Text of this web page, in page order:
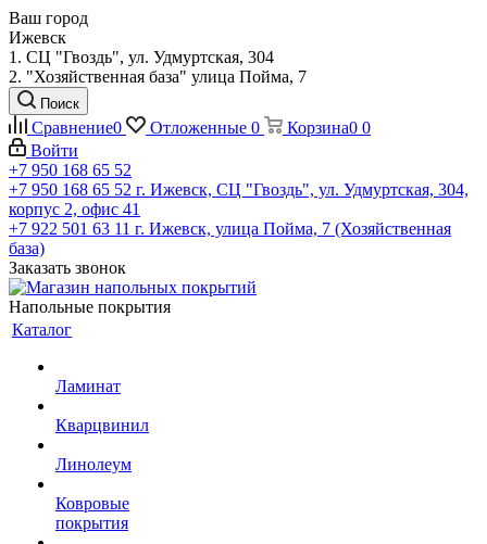
Ваш город
Ижевск
1. СЦ "Гвоздь", ул. Удмуртская, 304
2. "Хозяйственная база" улица Пойма, 7
Поиск
Сравнение0 Отложенные 0 Корзина0 0
Войти
+7 950 168 65 52
+7 950 168 65 52 г. Ижевск, СЦ "Гвоздь", ул. Удмуртская, 304,
корпус 2, офис 41
+7 922 501 63 11 г. Ижевск, улица Пойма, 7 (Хозяйственная
база)
Заказать звонок
Напольные покрытия
Каталог
Ламинат
Кварцвинил
Линолеум
Ковровые
покрытия